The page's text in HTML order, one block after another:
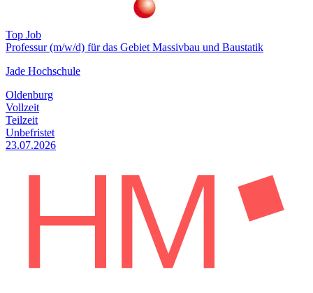
Top Job
Professur (m/w/d) für das Gebiet Massivbau und Baustatik
Jade Hochschule
Oldenburg
Vollzeit
Teilzeit
Unbefristet
23.07.2026